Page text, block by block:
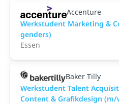
Accenture
Werkstudent Marketing &
genders)
Essen
Baker Tilly
Werkstudent Talent
Content & Grafikdesign